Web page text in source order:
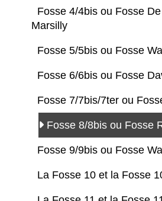
Fosse 4/4bis ou Fosse
Marsilly
Fosse 5/5bis ou Fosse
Fosse 6/6bis ou Fosse
Fosse 7/7bis/7ter ou
Fosse 8/8bis ou Fosse
Fosse 9/9bis ou Fosse
La Fosse 10 et la Fosse